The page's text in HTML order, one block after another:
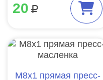
20
М8х1 прямая пресс-